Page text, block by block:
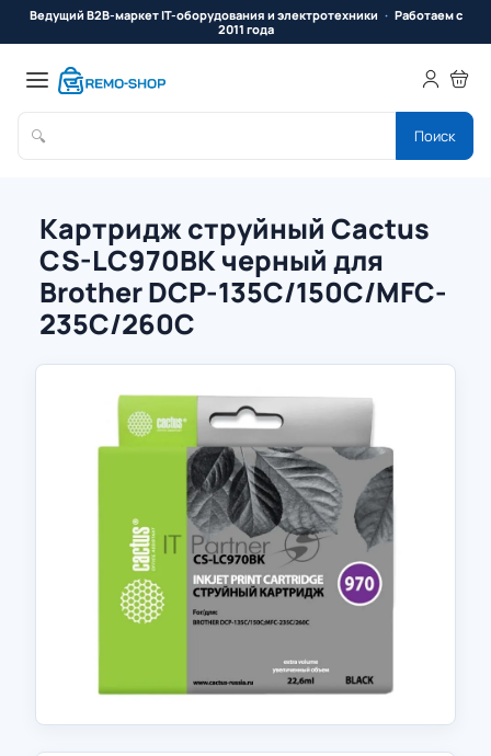
Ведущий B2B-маркет IT-оборудования и электротехники
Работаем с
2011 года
🔍 Поиск
Картридж струйный Cactus
CS-LC970BK черный для
Brother DCP-135C/150C/MFC-
235C/260C